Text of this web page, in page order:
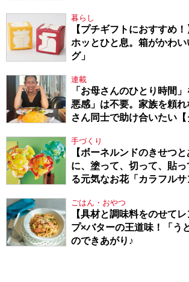
暮らし
【プチギフトにおすすめ
ホッとひと息。箱がかわい
グ」
連載
「お母さんのひとり時間
悪感」は不要。家族を頼
さん同士で助け合いたい
手づくり
【ボーネルンドのきせつ
に、塗って、切って、貼
る元気なお花「カラフル
ごはん・おやつ
【具材と調味料をのせて
プ×バターの王道味！「う
のできあがり♪